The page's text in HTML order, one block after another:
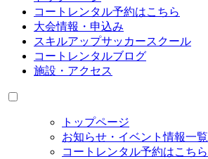
コートレンタル予約はこちら
大会情報・申込み
スキルアップサッカースクール
コートレンタルブログ
施設・アクセス
トップページ
お知らせ・イベント情報一覧
コートレンタル予約はこちら